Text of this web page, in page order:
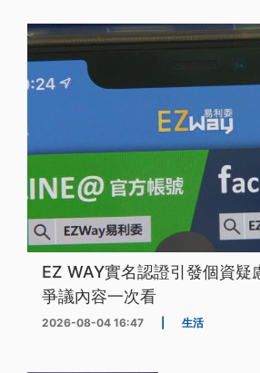
EZ WAY實名認證引發個資疑
爭議內容一次看
2026-08-04 16:47 生活